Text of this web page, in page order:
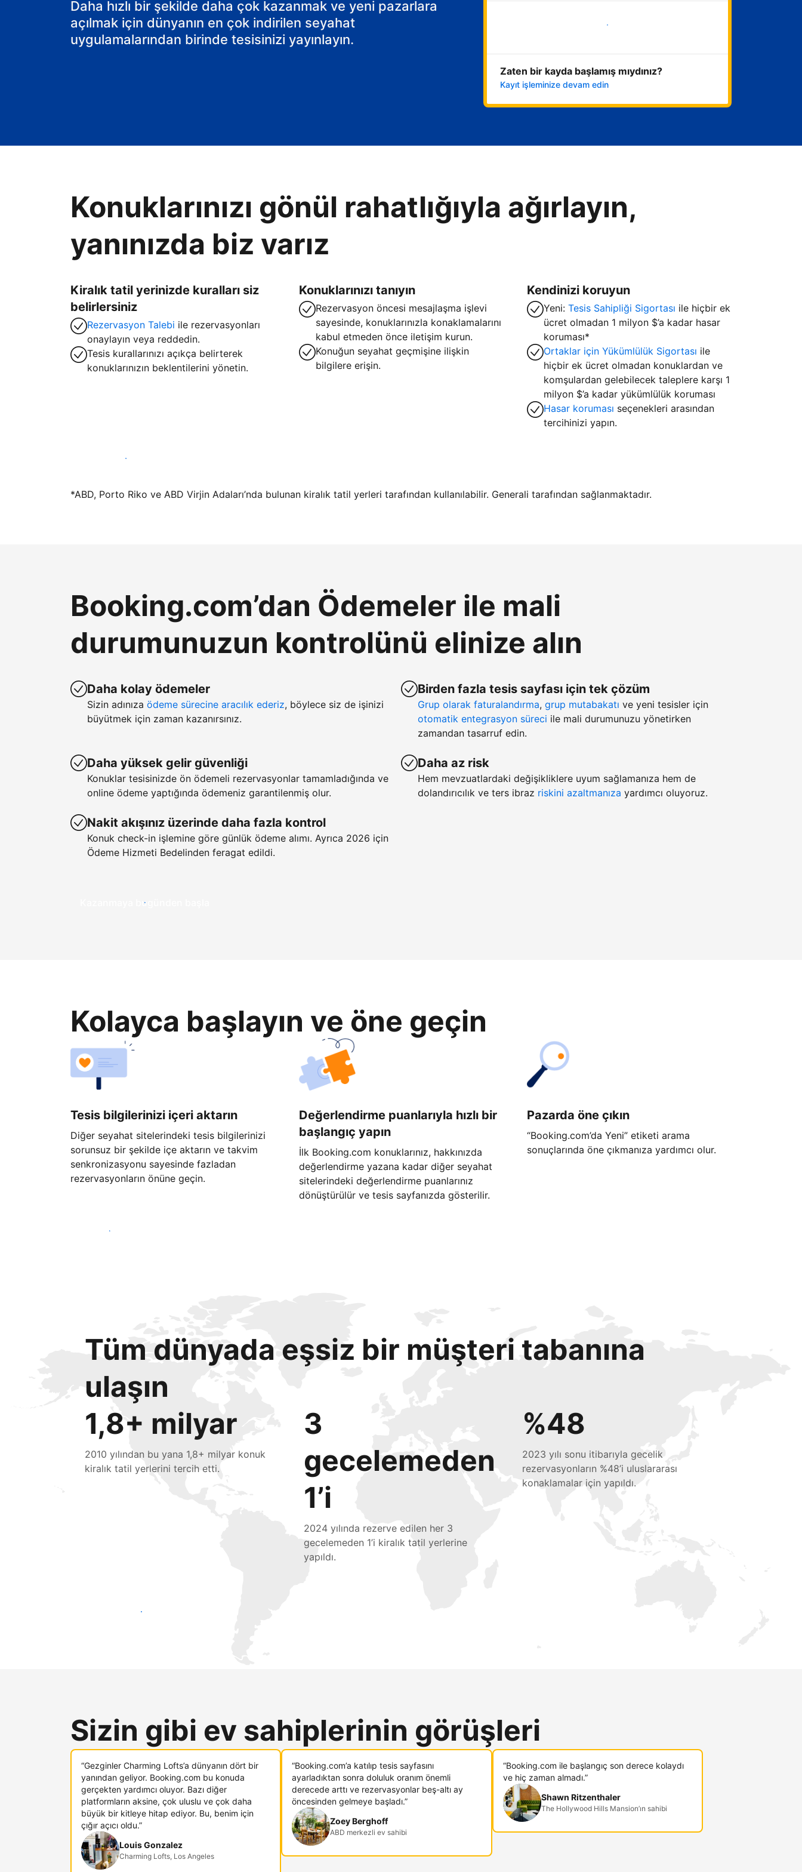
Daha hızlı bir şekilde daha çok kazanmak ve yeni pazarlara
açılmak için dünyanın en çok indirilen seyahat
uygulamalarından birinde tesisinizi yayınlayın.
Hemen başla
Zaten bir kayda başlamış mıydınız?
Kayıt işleminize devam edin
Konuklarınızı gönül rahatlığıyla ağırlayın,
yanınızda biz varız
Kiralık tatil yerinizde kuralları siz
belirlersiniz
Rezervasyon Talebi ile rezervasyonları
onaylayın veya reddedin.
Tesis kurallarınızı açıkça belirterek
konuklarınızın beklentilerini yönetin.
Konuklarınızı tanıyın
Rezervasyon öncesi mesajlaşma işlevi
sayesinde, konuklarınızla konaklamalarını
kabul etmeden önce iletişim kurun.
Konuğun seyahat geçmişine ilişkin
bilgilere erişin.
Kendinizi koruyun
Yeni:Tesis Sahipliği Sigortası ile hiçbir ek
ücret olmadan 1 milyon $’a kadar hasar
koruması*
Ortaklar için Yükümlülük Sigortası ile
hiçbir ek ücret olmadan konuklardan ve
komşulardan gelebilecek taleplere karşı 1
milyon $’a kadar yükümlülük koruması
Hasar koruması seçenekleri arasından
tercihinizi yapın.
Hemen tesis yayınla
*ABD, Porto Riko ve ABD Virjin Adaları’nda bulunan kiralık tatil yerleri tarafından kullanılabilir. Generali tarafından sağlanmaktadır.
Booking.com’dan Ödemeler ile mali
durumunuzun kontrolünü elinize alın
Daha kolay ödemeler
Sizin adınıza ödeme sürecine aracılık ederiz, böylece siz de işinizi
büyütmek için zaman kazanırsınız.
Daha yüksek gelir güvenliği
Konuklar tesisinizde ön ödemeli rezervasyonlar tamamladığında ve
online ödeme yaptığında ödemeniz garantilenmiş olur.
Nakit akışınız üzerinde daha fazla kontrol
Konuk check-in işlemine göre günlük ödeme alımı. Ayrıca 2026 için
Ödeme Hizmeti Bedelinden feragat edildi.
Birden fazla tesis sayfası için tek çözüm
Grup olarak faturalandırma, grup mutabakatı ve yeni tesisler için
otomatik entegrasyon süreci ile mali durumunuzu yönetirken
zamandan tasarruf edin.
Daha az risk
Hem mevzuatlardaki değişikliklere uyum sağlamanıza hem de
dolandırıcılık ve ters ibraz riskini azaltmanıza yardımcı oluyoruz.
Kazanmaya bugünden başla
Kolayca başlayın ve öne geçin
Tesis bilgilerinizi içeri aktarın
Diğer seyahat sitelerindeki tesis bilgilerinizi
sorunsuz bir şekilde içe aktarın ve takvim
senkronizasyonu sayesinde fazladan
rezervasyonların önüne geçin.
Değerlendirme puanlarıyla hızlı bir
başlangıç yapın
İlk Booking.com konuklarınız, hakkınızda
değerlendirme yazana kadar diğer seyahat
sitelerindeki değerlendirme puanlarınız
dönüştürülür ve tesis sayfanızda gösterilir.
Pazarda öne çıkın
“Booking.com’da Yeni” etiketi arama
sonuçlarında öne çıkmanıza yardımcı olur.
Hemen başla
Tüm dünyada eşsiz bir müşteri tabanına
ulaşın
1,8+ milyar
2010 yılından bu yana 1,8+ milyar konuk
kiralık tatil yerlerini tercih etti.
3
gecelemeden
1’i
2024 yılında rezerve edilen her 3
gecelemeden 1’i kiralık tatil yerlerine
yapıldı.
%48
2023 yılı sonu itibarıyla gecelik
rezervasyonların %48’i uluslararası
konaklamalar için yapıldı.
Hemen yeni konuklara ulaş
Sizin gibi ev sahiplerinin görüşleri
“Gezginler Charming Lofts’a dünyanın dört bir
yanından geliyor. Booking.com bu konuda
gerçekten yardımcı oluyor. Bazı diğer
platformların aksine, çok uluslu ve çok daha
büyük bir kitleye hitap ediyor. Bu, benim için
çığır açıcı oldu.”
Louis Gonzalez
Charming Lofts, Los Angeles
“Booking.com’a katılıp tesis sayfasını
ayarladıktan sonra doluluk oranım önemli
derecede arttı ve rezervasyonlar beş-altı ay
öncesinden gelmeye başladı.”
Zoey Berghoff
ABD merkezli ev sahibi
“Booking.com ile başlangıç son derece kolaydı
ve hiç zaman almadı.”
Shawn Ritzenthaler
The Hollywood Hills Mansion’ın sahibi